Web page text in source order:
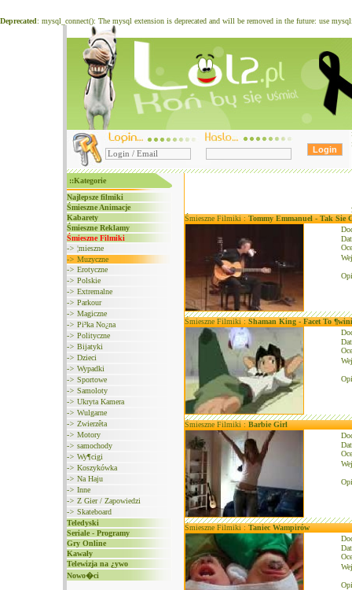
Deprecated: mysql_connect(): The mysql extension is deprecated and will be removed in the future: use
::Kategorie
Najlepsze filmiki
Śmieszne Animacje
Kabarety
Śmieszne Reklamy
Śmieszne Filmiki
-> ¦mieszne
-> Muzyczne
-> Erotyczne
-> Polskie
-> Extremalne
-> Parkour
-> Magiczne
-> Pi³ka No¿na
-> Polityczne
-> Bijatyki
-> Dzieci
-> Wypadki
-> Sportowe
-> Samoloty
-> Ukryta Kamera
-> Wulgarne
-> Zwierzêta
-> Motory
-> samochody
-> Wy¶cigi
-> Koszykówka
-> Na Haju
-> Inne
-> Z Gier / Zapowiedzi
-> Skateboard
Teledyski
Seriale - Programy
Gry Online
Kawały
Telewizja na ¿ywo
Nowo�ci
Śmieszne Filmiki :Tommy Emmanuel - Tak Sie
Śmieszne Filmiki :Shaman King - Facet To
Śmieszne Filmiki :Barbie Girl
Śmieszne Filmiki :Taniec Wampirów